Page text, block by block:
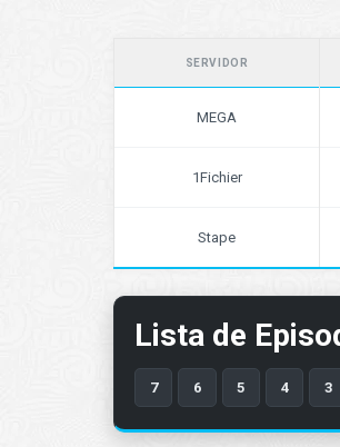
SERVIDOR
MEGA
1Fichier
Stape
Lista de
7 6 5 4 3